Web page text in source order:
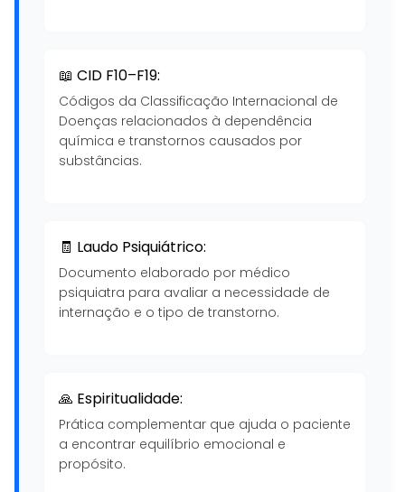
📖 CID F10–F19:
Códigos da Classificação Internacional de
Doenças relacionados à dependência
química e transtornos causados por
substâncias.
🧾 Laudo Psiquiátrico:
Documento elaborado por médico
psiquiatra para avaliar a necessidade de
internação e o tipo de transtorno.
🙏 Espiritualidade:
Prática complementar que ajuda o paciente
a encontrar equilíbrio emocional e
propósito.